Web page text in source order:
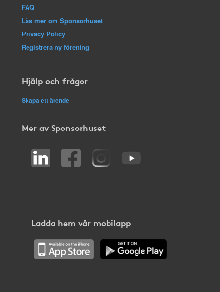
FAQ
Läs mer om Sponsorhuset
Privacy Policy
Registrera ny förening
Hjälp och frågor
Skapa ett ärende
Mer av Sponsorhuset
Ladda hem vår mobilapp